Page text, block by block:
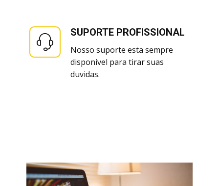
SUPORTE PROFISSIONAL
Nosso suporte esta sempre
disponivel para tirar suas
duvidas.